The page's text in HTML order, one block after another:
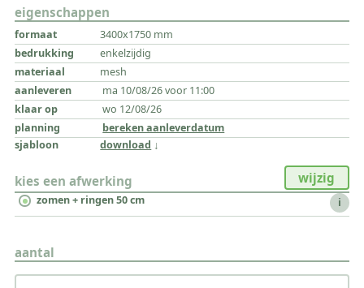
eigenschappen
3400x1750 mm
enkelzijdig
mesh
ma 10/08/26 voor 11:00
wo 12/08/26
bereken aanleverdatum
download
kies een afwerking wijzig
zomen + ringen 50 cm i
aantal